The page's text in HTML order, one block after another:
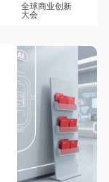
全球商业创新
大会